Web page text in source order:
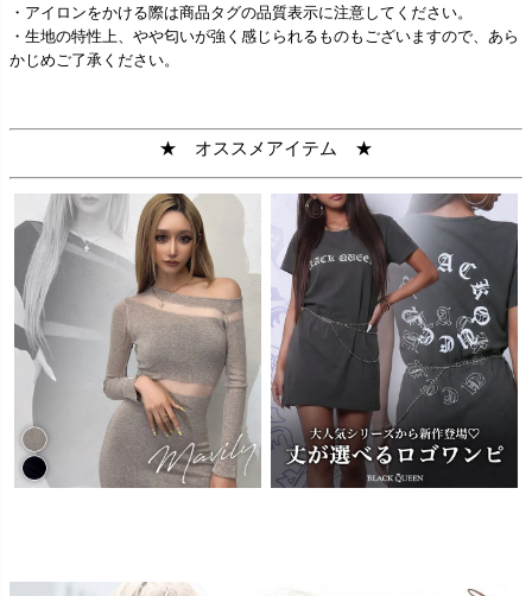
・アイロンをかける際は商品タグの品質表示に注意してください。
・生地の特性上、やや匂いが強く感じられるものもございますので、あら
かじめご了承ください。
★ オススメアイテム ★